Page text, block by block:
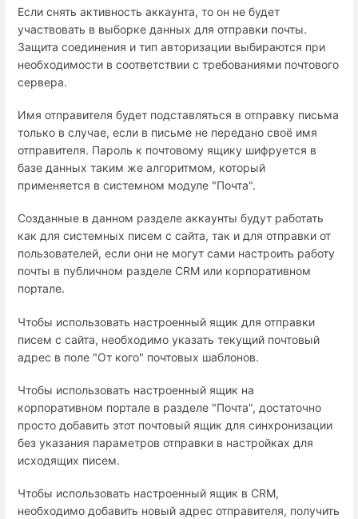
Если снять активность аккаунта, то он не будет
участвовать в выборке данных для отправки почты.
Защита соединения и тип авторизации выбираются при
необходимости в соответствии с требованиями почтового
сервера.
Имя отправителя будет подставляться в отправку письма
только в случае, если в письме не передано своё имя
отправителя. Пароль к почтовому ящику шифруется в
базе данных таким же алгоритмом, который
применяется в системном модуле "Почта".
Созданные в данном разделе аккаунты будут работать
как для системных писем с сайта, так и для отправки от
пользователей, если они не могут сами настроить работу
почты в публичном разделе CRM или корпоративном
портале.
Чтобы использовать настроенный ящик для отправки
писем с сайта, необходимо указать текущий почтовый
адрес в поле "От кого" почтовых шаблонов.
Чтобы использовать настроенный ящик на
корпоративном портале в разделе "Почта", достаточно
просто добавить этот почтовый ящик для синхронизации
без указания параметров отправки в настройках для
исходящих писем.
Чтобы использовать настроенный ящик в CRM,
необходимо добавить новый адрес отправителя, получить